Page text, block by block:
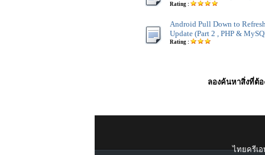
Rating :
Android Pull Down to
Update (Part 2 , PHP &
Rating :
ลองค้นหาสิ่งที่ต้อ
ไทยครีเอ